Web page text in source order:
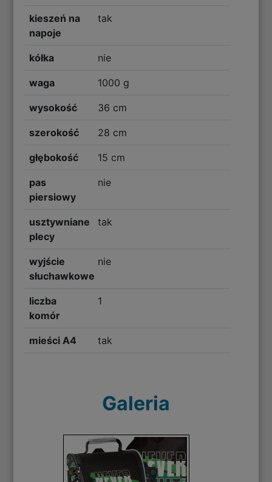
kieszeń na
napoje
tak
kółka nie
waga 1000 g
wysokość 36 cm
szerokość 28 cm
głębokość 15 cm
pas
piersiowy
nie
usztywniane
plecy
tak
wyjście
słuchawkowe
nie
liczba
komór
1
mieści A4 tak
Galeria